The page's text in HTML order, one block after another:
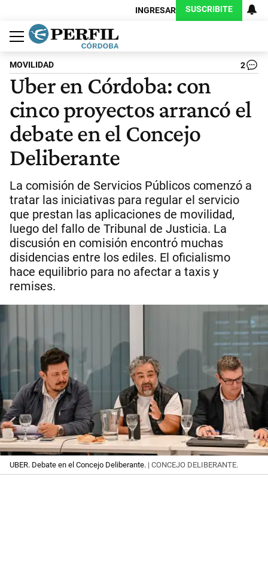
INGRESAR SUSCRIBITE
Política
Economía
Judiciales
Sociedad
Cultura
Espectáculos
Deportes
Protagonistas
MOVILIDAD 2
Uber en Córdoba: con
cinco proyectos arrancó el
debate en el Concejo
Deliberante
La comisión de Servicios Públicos comenzó a
tratar las iniciativas para regular el servicio
que prestan las aplicaciones de movilidad,
luego del fallo de Tribunal de Justicia. La
discusión en comisión encontró muchas
disidencias entre los ediles. El oficialismo
hace equilibrio para no afectar a taxis y
remises.
UBER. Debate en el Concejo Deliberante. | CONCEJO DELIBERANTE.